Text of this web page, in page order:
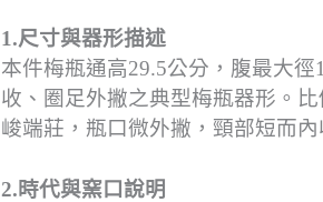
1.尺寸與器形描述
本件梅瓶通高29.5公分，腹最大
收、圈足外撇之典型梅瓶器形。
峻端莊，瓶口微外撇，頸部短而內
2.時代與窯口說明